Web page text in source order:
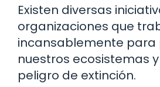
Existen diversas
organizaciones que
incansablemente
nuestros ecosistemas
peligro de extinción.